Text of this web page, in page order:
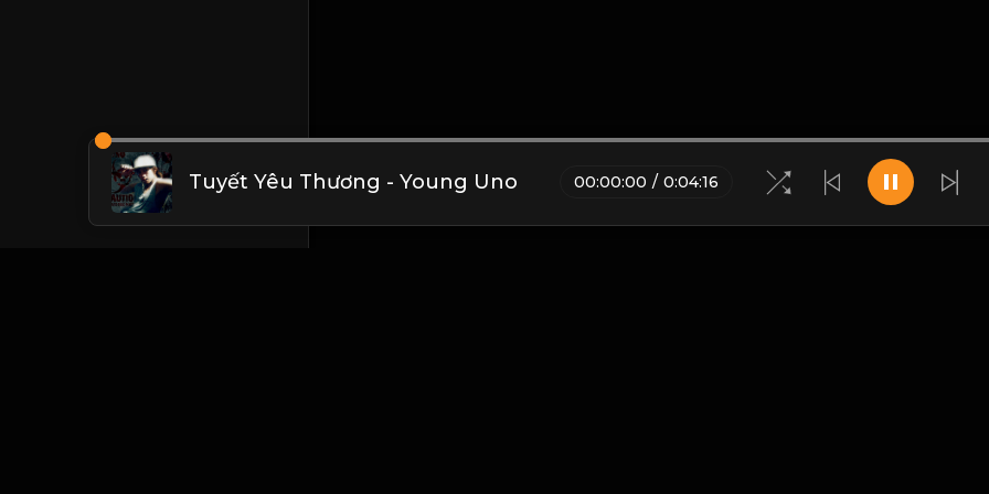
Tuyết Yêu Thương - Young Uno 00:00:00 / 0:04:16